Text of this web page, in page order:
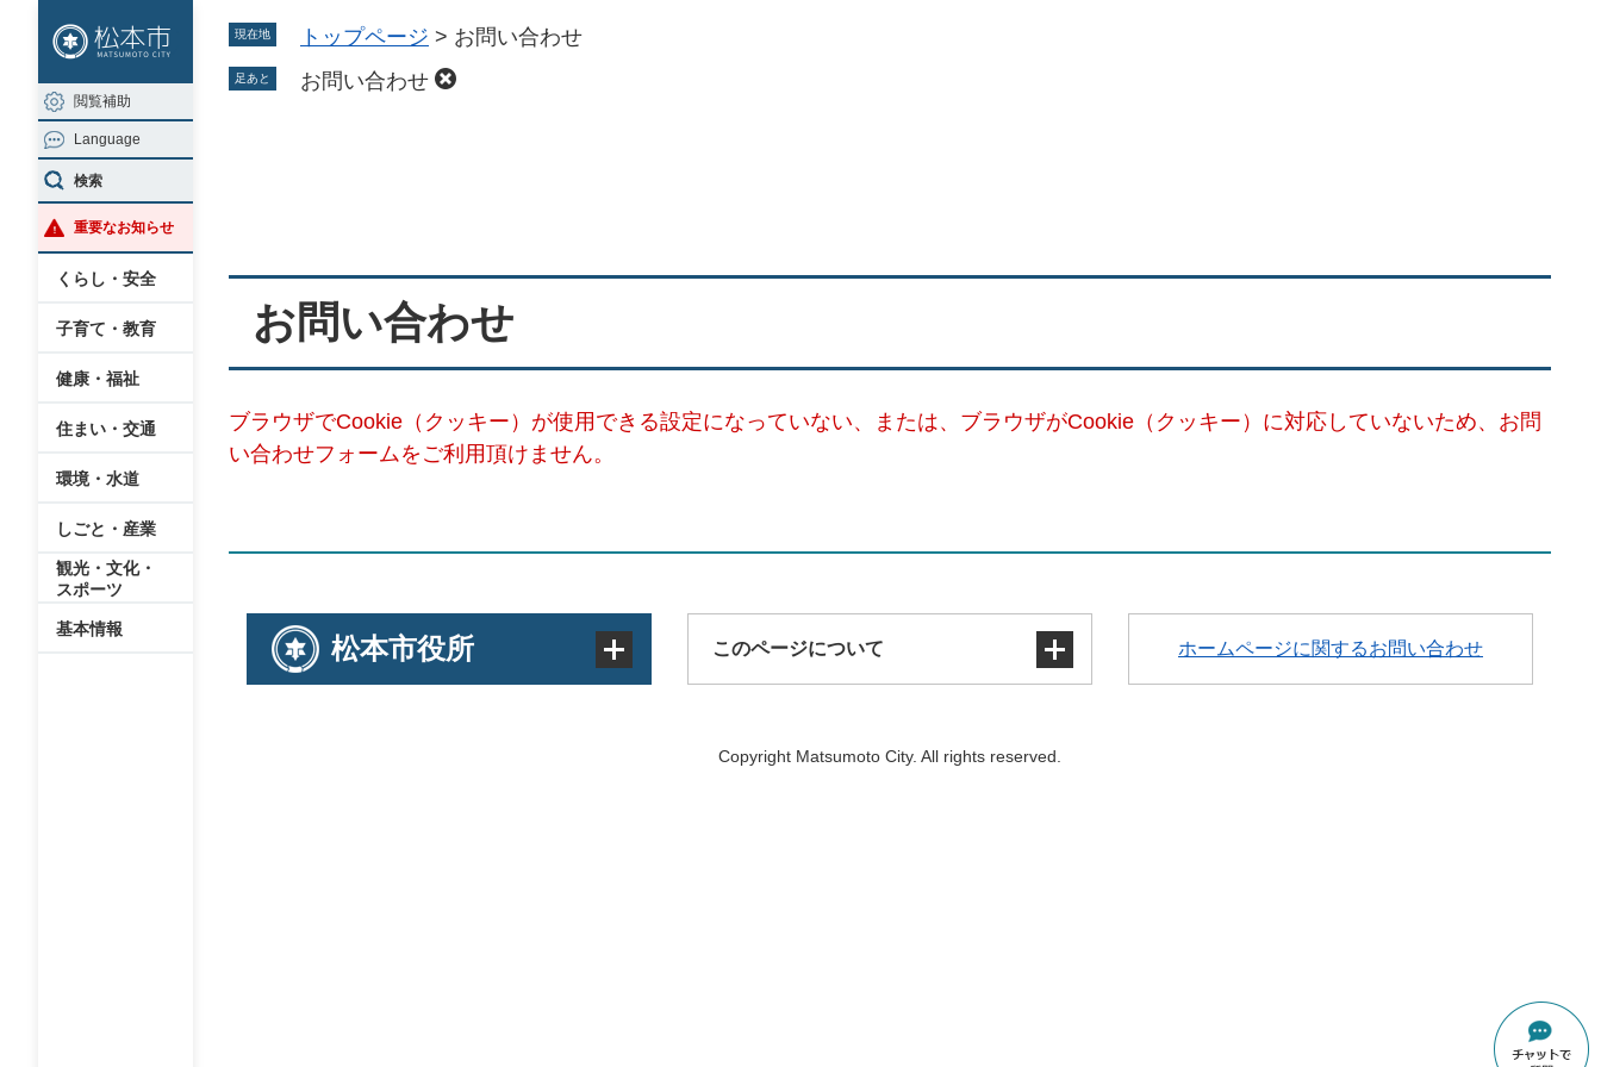
ジ
の
先
頭
で
す
ュ
ー
を
飛
ば
し
閲覧補助
Language
検索
重要なお知らせ
くらし・安全
子育て・教育
健康・福祉
住まい・交通
環境・水道
しごと・産業
観光・文化・
スポーツ
基本情報
現在地 トップページ > お問い合わせ
足あと お問い合わせ
お問い合わせ
ブラウザでCookie（クッキー）が使用できる設定になっていない、または、ブラウザがCookie（クッキー）に対応していないため、お問
い合わせフォームをご利用頂けません。
松本市役所 このページについて
著作権・免責事項・リンク
ホームページに関するお問い合わせ
Copyright Matsumoto City. All rights reserved.